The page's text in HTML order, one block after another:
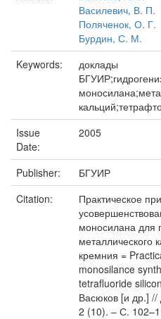
Василевич, В. П.
Поляченок, О. Г.
Бурдин, С. М.
Keywords:
доклады
Issue
Date:
2005
Publisher:
БГУИР
Citation:
Практическое
моносилана для
металлического
кремния =
monosilance
tetrafluoride
Васюков [и др.]
2 (10). – С.